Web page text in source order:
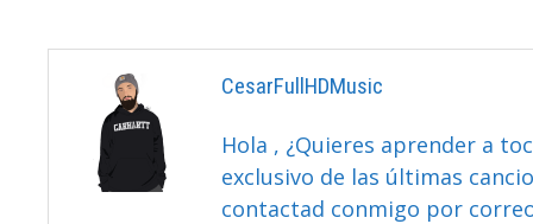
CesarFullHDMusic
Hola , ¿Quieres aprender a
exclusivo de las últimas
contactad conmigo por